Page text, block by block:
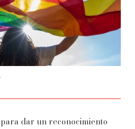
dar un reconocimiento